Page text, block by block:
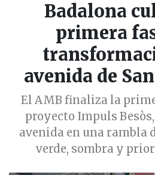
Badalona
primera
avenida de
El AMB finaliza la
proyecto Impuls
avenida en una rambla
verde, sombra y